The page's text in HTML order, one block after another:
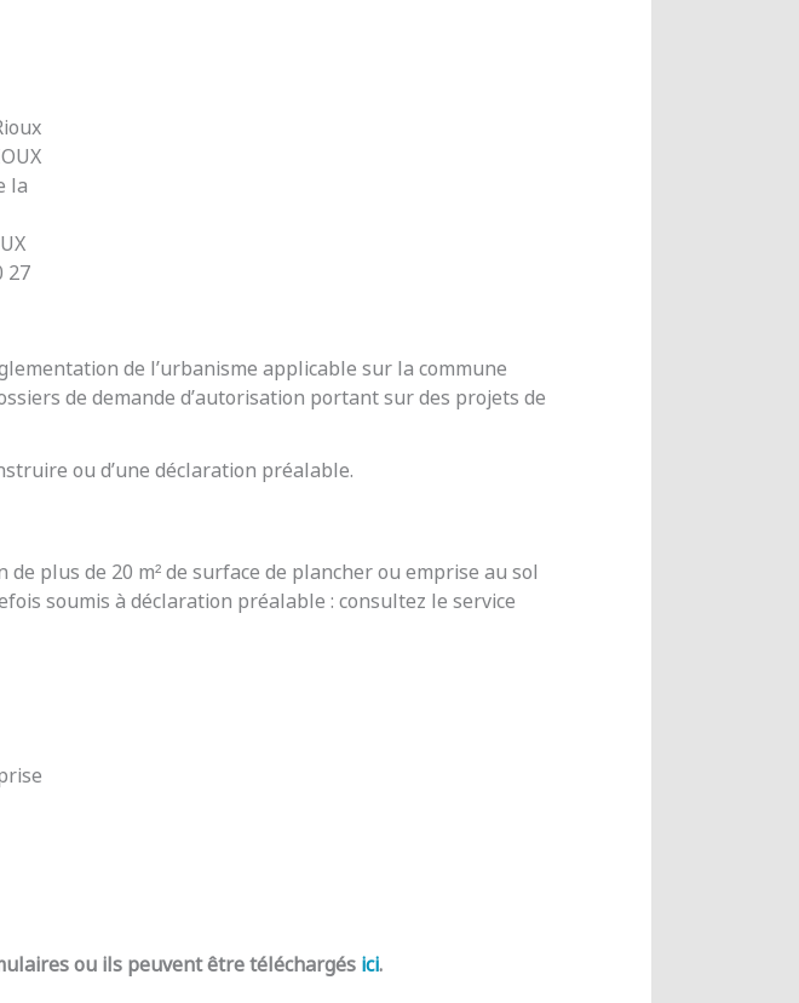
la
27
de l’urbanisme applicable sur la commune
de demande d’autorisation portant sur des projets de
ou d’une déclaration préalable.
plus de 20 m² de surface de plancher ou emprise au sol
soumis à déclaration préalable : consultez le service
ou ils peuvent être téléchargés ici.